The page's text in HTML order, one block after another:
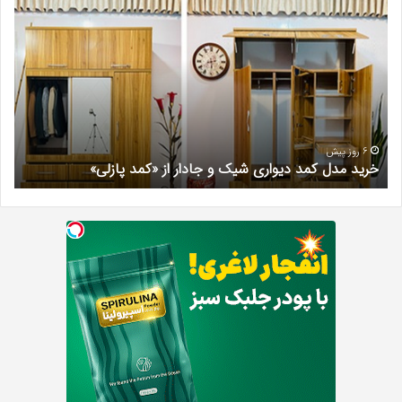
مدل
دیواری
شیک
جادار
از
«کمد
پازلی»
6 روز پیش
خرید مدل کمد دیواری شیک و جادار از «کمد پازلی»
در